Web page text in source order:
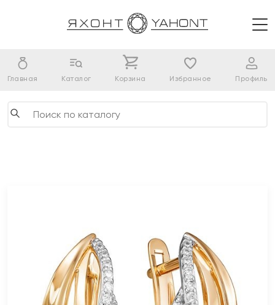
Главная Каталог Корзина Избранное Профиль